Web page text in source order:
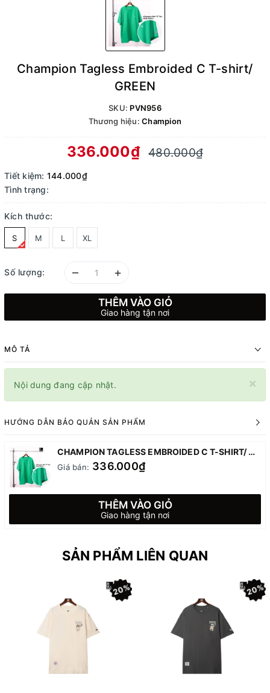
Champion Tagless Embroided C T-shirt/
GREEN
SKU: PVN956
Thương hiệu:Champion
336.000₫ 480.000₫
Tiết kiệm: 144.000₫
Tình trạng:
Kích thước:
S M L XL
Số lượng: – +
THÊM VÀO GIỎ
Giao hàng tận nơi
MÔ TẢ
×
Nội dung đang cập nhật.
HƯỚNG DẪN BẢO QUẢN SẢN PHẨM
CHAMPION TAGLESS EMBROIDED C T-SHIRT/ GREEN
Giá bán: 336.000₫
THÊM VÀO GIỎ
Giao hàng tận nơi
SẢN PHẨM LIÊN QUAN
20% 20%